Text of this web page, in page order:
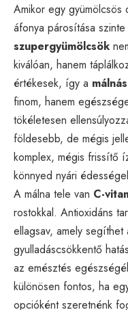
Amikor egy gyümölcsös
áfonya párosítása
szupergyümölcsök
kiválóan, hanem
értékesek, így a
finom, hanem
tökéletesen
földesebb, de mégis
komplex, mégis frissítő
könnyed nyári
A málna tele van C-
rostokkal. Antioxidáns
ellagsav, amely
gyulladáscsökkentő
az emésztés
különösen fontos, ha
opcióként szeretnénk